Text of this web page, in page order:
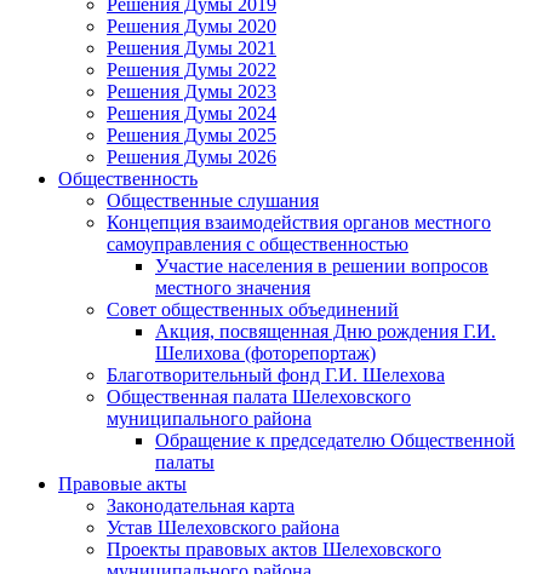
Решения Думы 2020
Решения Думы 2021
Решения Думы 2022
Решения Думы 2023
Решения Думы 2024
Решения Думы 2025
Решения Думы 2026
Общественность
Общественные слушания
Концепция взаимодействия органов местного
самоуправления с общественностью
Участие населения в решении вопросов
местного значения
Совет общественных объединений
Акция, посвященная Дню рождения Г.И.
Шелихова (фоторепортаж)
Благотворительный фонд Г.И. Шелехова
Общественная палата Шелеховского
муниципального района
Обращение к председателю Общественной
палаты
Правовые акты
Законодательная карта
Устав Шелеховского района
Проекты правовых актов Шелеховского